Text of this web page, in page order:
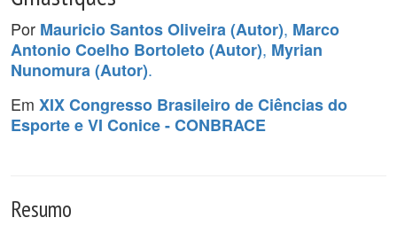
Por Mauricio Santos Oliveira (Autor), Marco
Antonio Coelho Bortoleto (Autor), Myrian
Nunomura (Autor).
Em XIX Congresso Brasileiro de Ciências do
Esporte e VI Conice - CONBRACE
Resumo